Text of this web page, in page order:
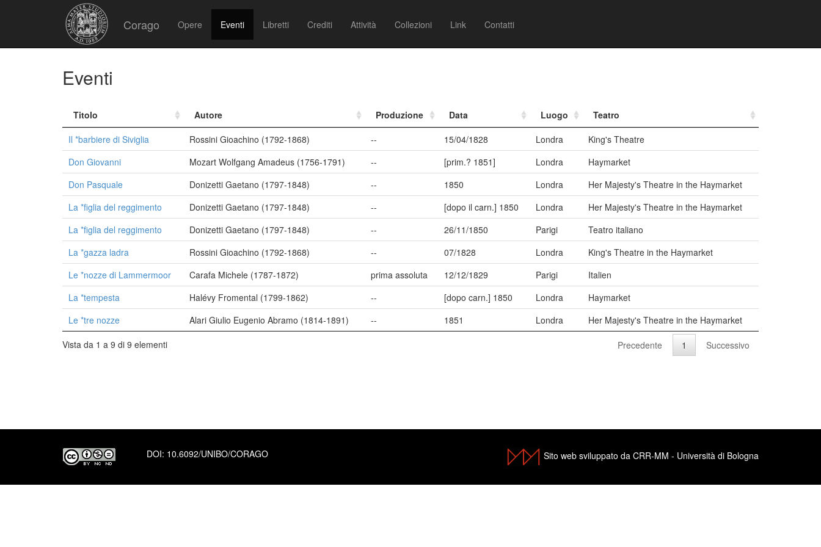
Corago Opere Eventi Libretti Crediti Attività Collezioni Link Contatti
Eventi
Titolo Autore Produzione Data Luogo
Teatro
Il *barbiere di Siviglia
Rossini Gioachino (1792-1868) -- 15/04/1828 Londra
King's Theatre
Don Giovanni
Mozart Wolfgang Amadeus (1756-1791) -- [prim.? 1851] Londra
Haymarket
Don Pasquale
Donizetti Gaetano (1797-1848) -- 1850 Londra
Her Majesty's Theatre in the Haymarket
La *figlia del reggimento
Donizetti Gaetano (1797-1848) -- [dopo il carn.] 1850 Londra
Her Majesty's Theatre in the Haymarket
La *figlia del reggimento
Donizetti Gaetano (1797-1848) -- 26/11/1850 Parigi
Teatro italiano
La *gazza ladra
Rossini Gioachino (1792-1868) -- 07/1828 Londra
King's Theatre in the Haymarket
Le *nozze di Lammermoor
Carafa Michele (1787-1872) prima assoluta 12/12/1829 Parigi
Italien
La *tempesta
Halévy Fromental (1799-1862) -- [dopo carn.] 1850 Londra
Haymarket
Le *tre nozze
Alari Giulio Eugenio Abramo (1814-1891) -- 1851 Londra
Her Majesty's Theatre in the Haymarket
Vista da 1 a 9 di 9 elementi
Precedente 1 Successivo
DOI: 10.6092/UNIBO/CORAGO Sito web sviluppato da CRR-MM - Università di Bologna